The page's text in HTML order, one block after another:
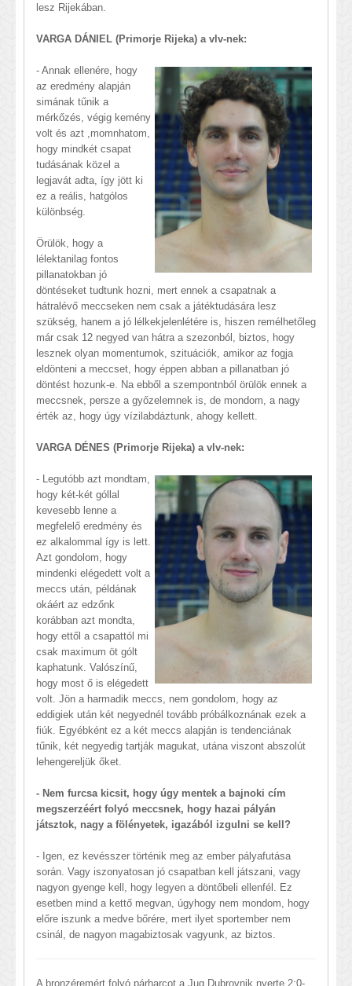
lesz Rijekában.
VARGA DÁNIEL (Primorje Rijeka) a vlv-nek:
- Annak ellenére, hogy
az eredmény alapján
simának tűnik a
mérkőzés, végig kemény
volt és azt ,momnhatom,
hogy mindkét csapat
tudásának közel a
legjavát adta, így jött ki
ez a reális, hatgólos
különbség.
Örülök, hogy a
lélektanilag fontos
pillanatokban jó
döntéseket tudtunk hozni, mert ennek a csapatnak a
hátralévő meccseken nem csak a játéktudására lesz
szükség, hanem a jó lélkekjelenlétére is, hiszen remélhetőleg
már csak 12 negyed van hátra a szezonból, biztos, hogy
lesznek olyan momentumok, szituációk, amikor az fogja
eldönteni a meccset, hogy éppen abban a pillanatban jó
döntést hozunk-e. Na ebből a szempontnból örülök ennek a
meccsnek, persze a győzelemnek is, de mondom, a nagy
érték az, hogy úgy vízilabdáztunk, ahogy kellett.
VARGA DÉNES (Primorje Rijeka) a vlv-nek:
- Legutóbb azt mondtam,
hogy két-két góllal
kevesebb lenne a
megfelelő eredmény és
ez alkalommal így is lett.
Azt gondolom, hogy
mindenki elégedett volt a
meccs után, példának
okáért az edzőnk
korábban azt mondta,
hogy ettől a csapattól mi
csak maximum öt gólt
kaphatunk. Valószínű,
hogy most ő is elégedett
volt. Jön a harmadik meccs, nem gondolom, hogy az
eddigiek után két negyednél tovább próbálkoznának ezek a
fiúk. Egyébként ez a két meccs alapján is tendenciának
tűnik, két negyedig tartják magukat, utána viszont abszolút
lehengereljük őket.
- Nem furcsa kicsit, hogy úgy mentek a bajnoki cím
megszerzéért folyó meccsnek, hogy hazai pályán
játsztok, nagy a fölényetek, igazából izgulni se kell?
- Igen, ez kevésszer történik meg az ember pályafutása
során. Vagy iszonyatosan jó csapatban kell játszani, vagy
nagyon gyenge kell, hogy legyen a döntőbeli ellenfél. Ez
esetben mind a kettő megvan, úgyhogy nem mondom, hogy
előre iszunk a medve bőrére, mert ilyet sportember nem
csinál, de nagyon magabiztosak vagyunk, az biztos.
A bronzéremért folyó párharcot a Jug Dubrovnik nyerte 2:0-